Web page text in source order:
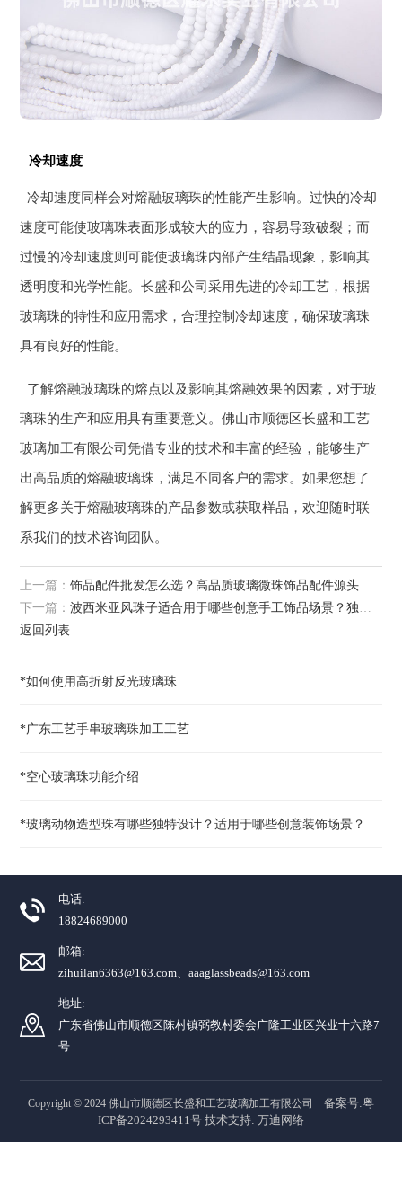
冷却速度
冷却速度同样会对熔融玻璃珠的性能产生影响。过快的冷却
速度可能使玻璃珠表面形成较大的应力，容易导致破裂；而
过慢的冷却速度则可能使玻璃珠内部产生结晶现象，影响其
透明度和光学性能。长盛和公司采用先进的冷却工艺，根据
玻璃珠的特性和应用需求，合理控制冷却速度，确保玻璃珠
具有良好的性能。
了解熔融玻璃珠的熔点以及影响其熔融效果的因素，对于玻
璃珠的生产和应用具有重要意义。佛山市顺德区长盛和工艺
玻璃加工有限公司凭借专业的技术和丰富的经验，能够生产
出高品质的熔融玻璃珠，满足不同客户的需求。如果您想了
解更多关于熔融玻璃珠的产品参数或获取样品，欢迎随时联
系我们的技术咨询团队。
上一篇：饰品配件批发怎么选？高品质玻璃微珠饰品配件源头直供攻略
返回列表
下一篇：波西米亚风珠子适合用于哪些创意手工饰品场景？独特风格魅力解析
*如何使用高折射反光玻璃珠
*广东工艺手串玻璃珠加工工艺
*空心玻璃珠功能介绍
*玻璃动物造型珠有哪些独特设计？适用于哪些创意装饰场景？
电话:
18824689000
邮箱:
zihuilan6363@163.com、aaaglassbeads@163.com
地址:
广东省佛山市顺德区陈村镇弼教村委会广隆工业区兴业十六路7
号
Copyright © 2024 佛山市顺德区长盛和工艺玻璃加工有限公司 备案号:粤
ICP备2024293411号 技术支持: 万迪网络